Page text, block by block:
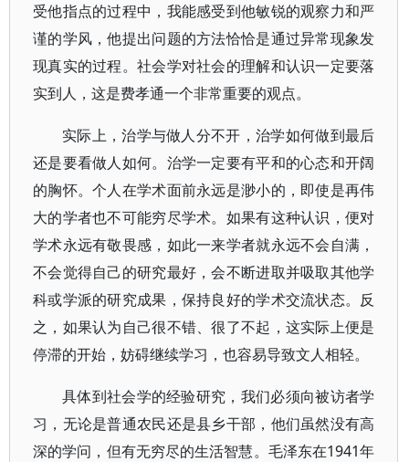
受他指点的过程中，我能感受到他敏锐的观察力和严
谨的学风，他提出问题的方法恰恰是通过异常现象发
现真实的过程。社会学对社会的理解和认识一定要落
实到人，这是费孝通一个非常重要的观点。
实际上，治学与做人分不开，治学如何做到最后
还是要看做人如何。治学一定要有平和的心态和开阔
的胸怀。个人在学术面前永远是渺小的，即使是再伟
大的学者也不可能穷尽学术。如果有这种认识，便对
学术永远有敬畏感，如此一来学者就永远不会自满，
不会觉得自己的研究最好，会不断进取并吸取其他学
科或学派的研究成果，保持良好的学术交流状态。反
之，如果认为自己很不错、很了不起，这实际上便是
停滞的开始，妨碍继续学习，也容易导致文人相轻。
具体到社会学的经验研究，我们必须向被访者学
习，无论是普通农民还是县乡干部，他们虽然没有高
深的学问，但有无穷尽的生活智慧。毛泽东在1941年